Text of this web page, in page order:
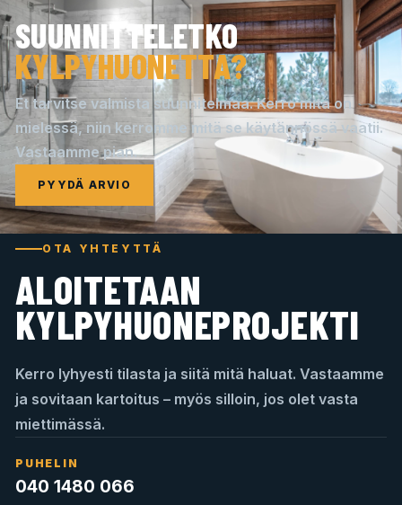
SUUNNITTELETKO
KYLPYHUONETTA?
Et tarvitse valmista suunnitelmaa. Kerro mitä on
mielessä, niin kerromme mitä se käytännössä vaatii.
Vastaamme pian.
PYYDÄ ARVIO
OTA YHTEYTTÄ
ALOITETAAN
KYLPYHUONEPROJEKTI
Kerro lyhyesti tilasta ja siitä mitä haluat. Vastaamme
ja sovitaan kartoitus – myös silloin, jos olet vasta
miettimässä.
PUHELIN
040 1480 066